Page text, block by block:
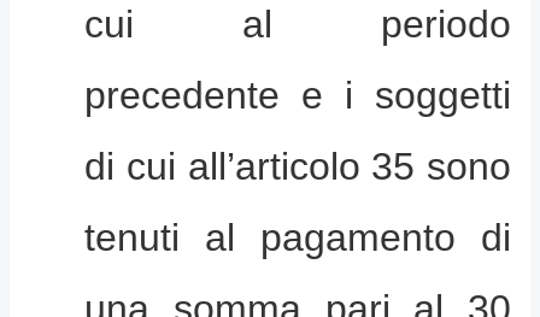
cui al periodo
precedente e i soggetti
di cui all’articolo 35 sono
tenuti al pagamento di
una somma pari al 30